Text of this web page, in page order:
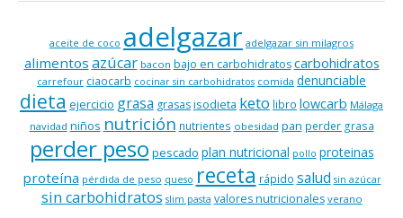
aceite de coco adelgazar adelgazar sin milagros
alimentos azúcar bacon bajo en carbohidratos carbohidratos
carrefour ciaocarb cocinar sin carbohidratos comida denunciable
dieta ejercicio grasa grasasisodieta keto libro lowcarb Málaga
navidad niños nutrición nutrientes obesidad pan perder grasa
perder peso pescado plan nutricional pollo proteinas
proteína pérdida de peso queso receta rápido salud sin azúcar
sin carbohidratos slim pasta valores nutricionales verano